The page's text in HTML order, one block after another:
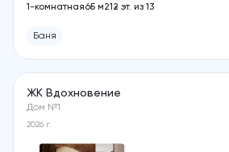
1-комнатная65 м212 эт. из 13
Баня
ЖК Вдохновение
Дом №1
2026 г.